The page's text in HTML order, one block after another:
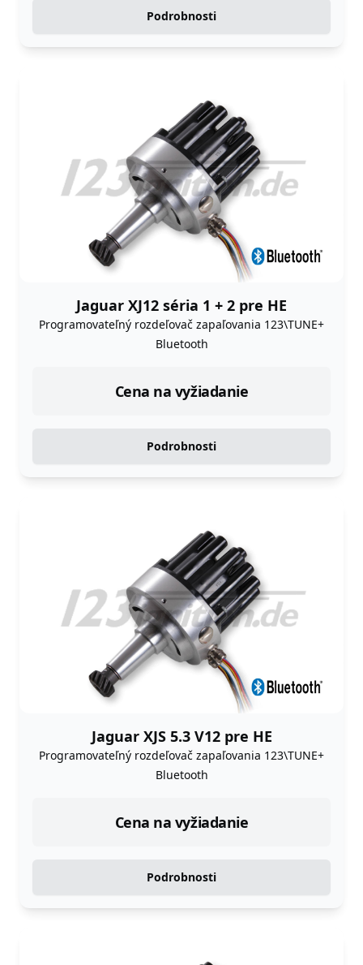
Podrobnosti
Jaguar XJ12 séria 1 + 2 pre HE
Programovateľný rozdeľovač zapaľovania 123\TUNE+
Bluetooth
Cena na vyžiadanie
Podrobnosti
Jaguar XJS 5.3 V12 pre HE
Programovateľný rozdeľovač zapaľovania 123\TUNE+
Bluetooth
Cena na vyžiadanie
Podrobnosti